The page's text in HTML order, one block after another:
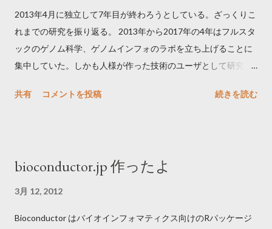
去ツールまとめ TagDust
http://genome.gsc.riken.jp/osc/english/software/src/nexalign-
1.3.5.tgz
http://bioinformatics.oxfordjournals.org/content/25/21/2839.ful
http://genome.gsc.riken.jp/osc/english/software/src/tagdust.tg
は fastq/a が使える。リード全体を除く。速い。アダプター配列
を fasta 形式で入力できるのが地味に便利で、これに対応して
(Approximate multiple ...
2013年4月に独立して7年目が終わろうとしている。ざっくりこ
れまでの研究を振り返る。 2013年から2017年の4年はフルスタ
ックのゲノム科学、ゲノムインフォのラボを立ち上げることに
集中していた。しかも人様が作った技術のユーザとして研究す
ットの開発については、ドライのPIであっても本物を創りたい
ター新卒の優秀な人材に囲まれた。並行して開発した実験やデ
始め、2018年にはウェットのフラッグシップとなる技術
共有 コメントを投稿 続きを読む
bioconductor.jp 作ったよ
3月 12, 2012
Bioconductor はバイオインフォマティクス向けのRパッケージ